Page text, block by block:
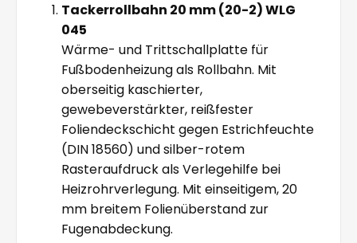
Tackerrollbahn 20 mm (20-2) WLG
045
Wärme- und Trittschallplatte für
Fußbodenheizung als Rollbahn. Mit
oberseitig kaschierter,
gewebeverstärkter, reißfester
Foliendeckschicht gegen Estrichfeuchte
(DIN 18560) und silber-rotem
Rasteraufdruck als Verlegehilfe bei
Heizrohrverlegung. Mit einseitigem, 20
mm breitem Folienüberstand zur
Fugenabdeckung.